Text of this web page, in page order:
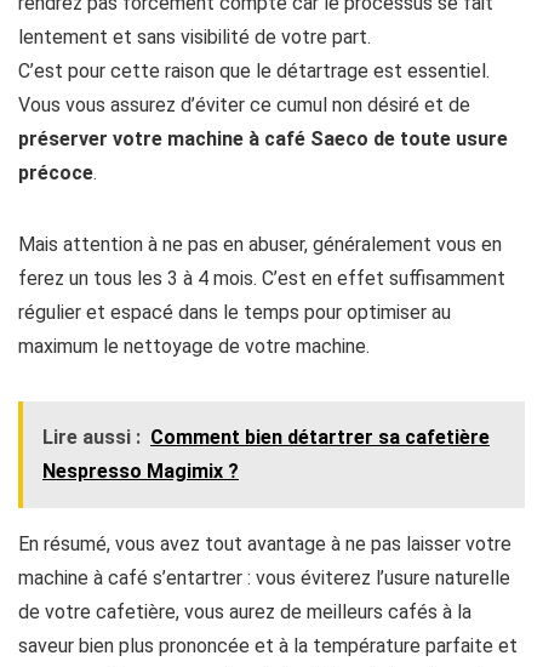
lentement et sans visibilité de votre part.
C’est pour cette raison que le détartrage est essentiel.
Vous vous assurez d’éviter ce cumul non désiré et de
préserver votre machine à café Saeco de toute usure
précoce.
Mais attention à ne pas en abuser, généralement vous en
ferez un tous les 3 à 4 mois. C’est en effet suffisamment
régulier et espacé dans le temps pour optimiser au
maximum le nettoyage de votre machine.
Lire aussi : Comment bien détartrer sa cafetière
Nespresso Magimix ?
En résumé, vous avez tout avantage à ne pas laisser votre
machine à café s’entartrer : vous éviterez l’usure naturelle
de votre cafetière, vous aurez de meilleurs cafés à la
saveur bien plus prononcée et à la température parfaite et